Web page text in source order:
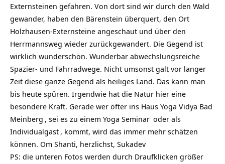
Externsteinen gefahren. Von dort sind wir durch den Wald
gewander, haben den Bärenstein überquert, den Ort
Holzhausen-Externsteine angeschaut und über den
Herrmannsweg wieder zurückgewandert. Die Gegend ist
wirklich wunderschön. Wunderbar abwechslungsreiche
Spazier- und Fahrradwege. Nicht umsonst galt vor langer
Zeit diese ganze Gegend als heiliges Land. Das kann man
bis heute spüren. Irgendwie hat die Natur hier eine
besondere Kraft. Gerade wer öfter ins Haus Yoga Vidya Bad
Meinberg , sei es zu einem Yoga Seminar oder als
Individualgast , kommt, wird das immer mehr schätzen
können. Om Shanti, herzlichst, Sukadev
PS: die unteren Fotos werden durch Draufklicken größer